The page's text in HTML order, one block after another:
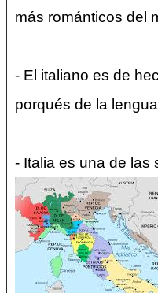
más románticos del
- El italiano es de
porqués de la
- Italia es una de las